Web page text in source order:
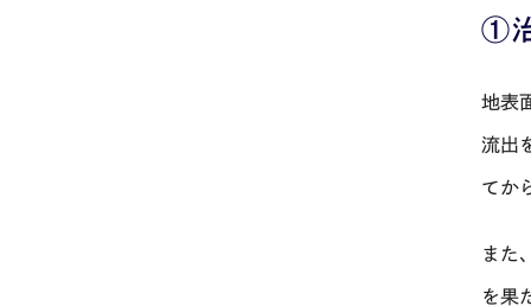
①
地表
流出
てか
また
を果